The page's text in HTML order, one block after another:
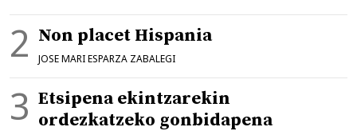
Non placet Hispania
JOSE MARI ESPARZA ZABALEGI
Etsipena ekintzarekin
ordezkatzeko gonbidapena